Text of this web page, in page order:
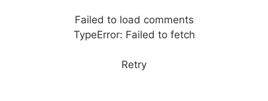
Failed to load comments
TypeError: Failed to fetch
Retry